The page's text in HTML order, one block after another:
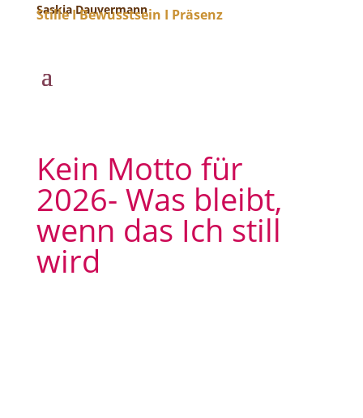
Saskia Dauvermann
Stille I Bewusstsein I Präsenz
Kein Motto für
2026- Was bleibt,
wenn das Ich still
wird